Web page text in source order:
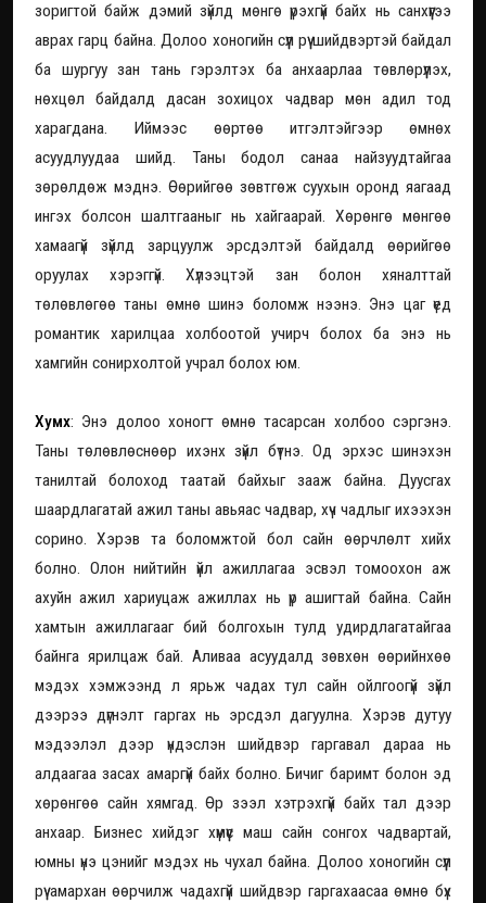
зоригтой байж дэмий зүйлд мөнгө үрэхгүй байх нь санхүүгээ
аврах гарц байна. Долоо хоногийн сүүл рүү шийдвэртэй байдал
ба шургуу зан тань гэрэлтэх ба анхаарлаа төвлөрүүлэх,
нөхцөл байдалд дасан зохицох чадвар мөн адил тод
харагдана. Иймээс өөртөө итгэлтэйгээр өмнөх
асуудлуудаа шийд. Таны бодол санаа найзуудтайгаа
зөрөлдөж мэднэ. Өөрийгөө зөвтгөж суухын оронд яагаад
ингэх болсон шалтгааныг нь хайгаарай. Хөрөнгө мөнгөө
хамаагүй зүйлд зарцуулж эрсдэлтэй байдалд өөрийгөө
оруулах хэрэггүй. Хүлээцтэй зан болон хяналттай
төлөвлөгөө таны өмнө шинэ боломж нээнэ. Энэ цаг үед
романтик харилцаа холбоотой учирч болох ба энэ нь
хамгийн сонирхолтой учрал болох юм.
Хумх: Энэ долоо хоногт өмнө тасарсан холбоо сэргэнэ.
Таны төлөвлөснөөр ихэнх зүйл бүтнэ. Од эрхэс шинэхэн
танилтай болоход таатай байхыг зааж байна. Дуусгах
шаардлагатай ажил таны авьяас чадвар, хүч чадлыг ихээхэн
сорино. Хэрэв та боломжтой бол сайн өөрчлөлт хийх
болно. Олон нийтийн үйл ажиллагаа эсвэл томоохон аж
ахуйн ажил хариуцаж ажиллах нь үр ашигтай байна. Сайн
хамтын ажиллагааг бий болгохын тулд удирдлагатайгаа
байнга ярилцаж бай. Аливаа асуудалд зөвхөн өөрийнхөө
мэдэх хэмжээнд л ярьж чадах тул сайн ойлгоогүй зүйл
дээрээ дүгнэлт гаргах нь эрсдэл дагуулна. Хэрэв дутуу
мэдээлэл дээр үндэслэн шийдвэр гаргавал дараа нь
алдаагаа засах амаргүй байх болно. Бичиг баримт болон эд
хөрөнгөө сайн хямгад. Өр зээл хэтрэхгүй байх тал дээр
анхаар. Бизнес хийдэг хүмүүс маш сайн сонгох чадвартай,
юмны үнэ цэнийг мэдэх нь чухал байна. Долоо хоногийн сүүл
рүү амархан өөрчилж чадахгүй шийдвэр гаргахаасаа өмнө бүх